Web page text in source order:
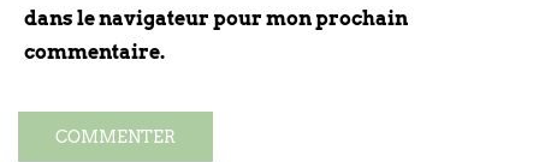
dans le navigateur pour mon prochain
commentaire.